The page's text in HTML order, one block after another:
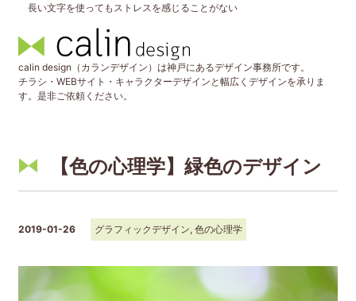
長い文字を使ってもストレスを感じることがない
calin design（カランデザイン）は神戸にあるデザイン事務所です。
チラシ・WEBサイト・キャラクターデザインと幅広くデザインを承りま
す。是非ご依頼ください。
【色の心理学】緑色のデザイン
2019-01-26 グラフィックデザイン, 色の心理学